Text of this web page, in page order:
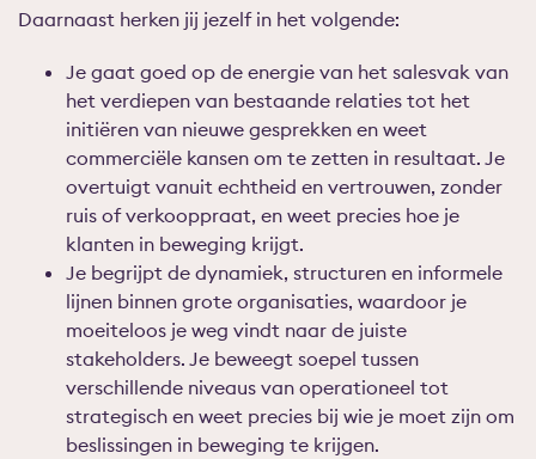
Daarnaast herken jij jezelf in het volgende:
Je gaat goed op de energie van het salesvak van
het verdiepen van bestaande relaties tot het
initiëren van nieuwe gesprekken en weet
commerciële kansen om te zetten in resultaat. Je
overtuigt vanuit echtheid en vertrouwen, zonder
ruis of verkooppraat, en weet precies hoe je
klanten in beweging krijgt.
Je begrijpt de dynamiek, structuren en informele
lijnen binnen grote organisaties, waardoor je
moeiteloos je weg vindt naar de juiste
stakeholders. Je beweegt soepel tussen
verschillende niveaus van operationeel tot
strategisch en weet precies bij wie je moet zijn om
beslissingen in beweging te krijgen.